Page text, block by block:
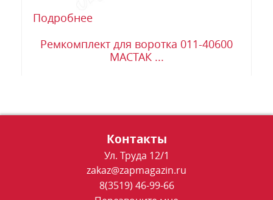
Подробнее
Ремкомплект для воротка 011-40600
МАСТАК ...
Контакты
Ул. Труда 12/1
zakaz@zapmagazin.ru
8(3519) 46-99-66